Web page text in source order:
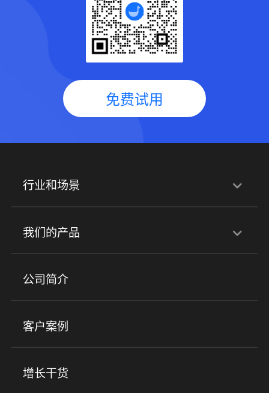
免费试用
行业和场景
行业解决方案
培训机构 职业技能培训 兴趣培训
金融行业
心理机构
我们的产品
产品
小程序商城 ERP 企微SCRM
社群圈子
公司简介
客户案例
增长干货